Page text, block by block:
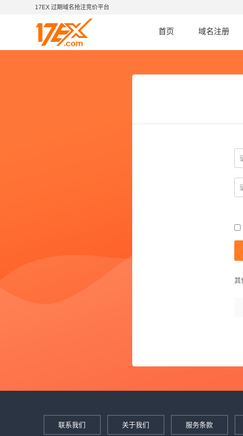
17EX 过期域名抢注竞价平台
首页 域名注册
其
联系我们 关于我们 服务条款